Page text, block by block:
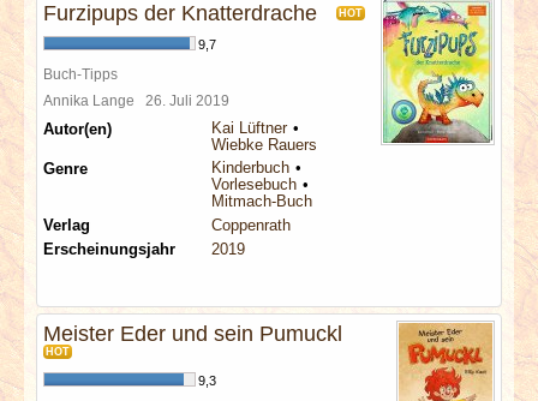
Furzipups der Knatterdrache HOT
9,7
Buch-Tipps
Annika Lange 26. Juli 2019
Autor(en)
Kai Lüftner
Wiebke Rauers
Genre
Kinderbuch
Vorlesebuch
Mitmach-Buch
Verlag
Coppenrath
Erscheinungsjahr
2019
Meister Eder und sein Pumuckl
HOT
9,3